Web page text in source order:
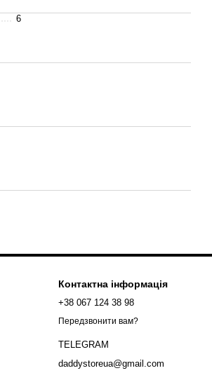
6
Контактна інформація
+38 067 124 38 98
Передзвонити вам?
TELEGRAM
daddystoreua@gmail.com